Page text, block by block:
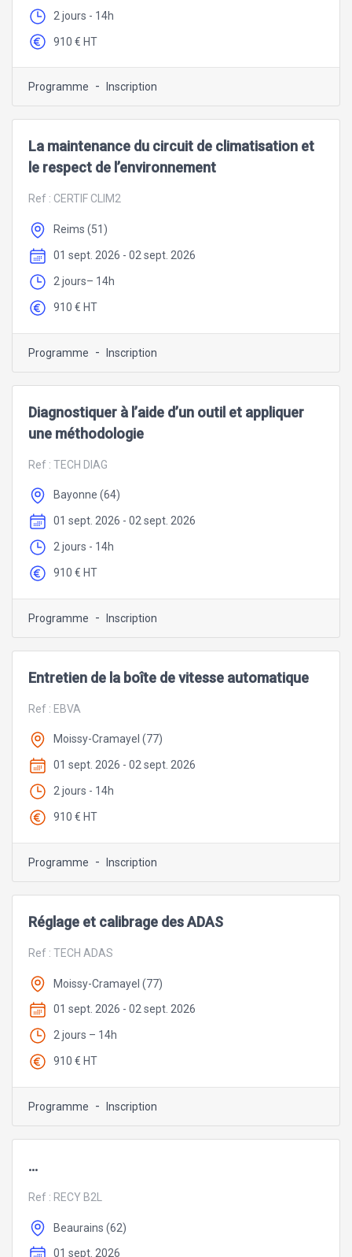
2 jours - 14h
910 € HT
Programme - Inscription
La maintenance du circuit de climatisation et
le respect de l’environnement
Ref : CERTIF CLIM2
Reims (51)
01 sept. 2026 - 02 sept. 2026
2 jours– 14h
910 € HT
Programme - Inscription
Diagnostiquer à l’aide d’un outil et appliquer
une méthodologie
Ref : TECH DIAG
Bayonne (64)
01 sept. 2026 - 02 sept. 2026
2 jours - 14h
910 € HT
Programme - Inscription
Entretien de la boîte de vitesse automatique
Ref : EBVA
Moissy-Cramayel (77)
01 sept. 2026 - 02 sept. 2026
2 jours - 14h
910 € HT
Programme - Inscription
Réglage et calibrage des ADAS
Ref : TECH ADAS
Moissy-Cramayel (77)
01 sept. 2026 - 02 sept. 2026
2 jours – 14h
910 € HT
Programme - Inscription
...
Ref : RECY B2L
Beaurains (62)
01 sept. 2026